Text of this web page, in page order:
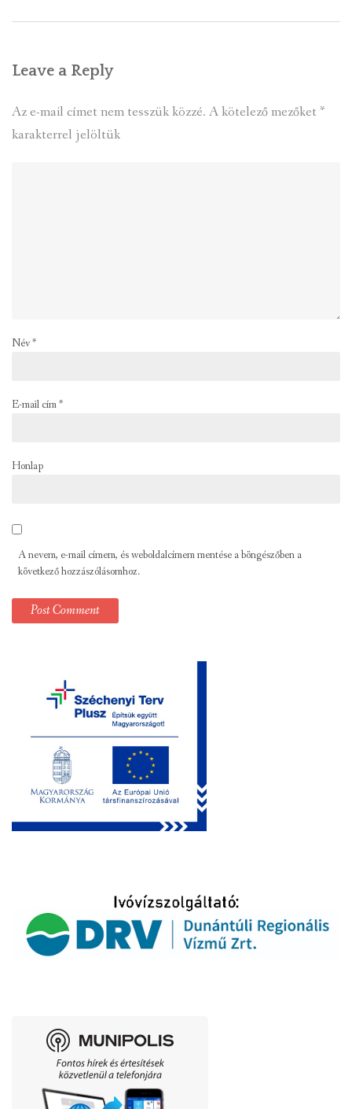
Leave a Reply
Az e-mail címet nem tesszük közzé. A kötelező mezőket *
karakterrel jelöltük
Név*
E-mail cím*
Honlap
A nevem, e-mail címem, és weboldalcímem mentése a böngészőben a
következő hozzászólásomhoz.